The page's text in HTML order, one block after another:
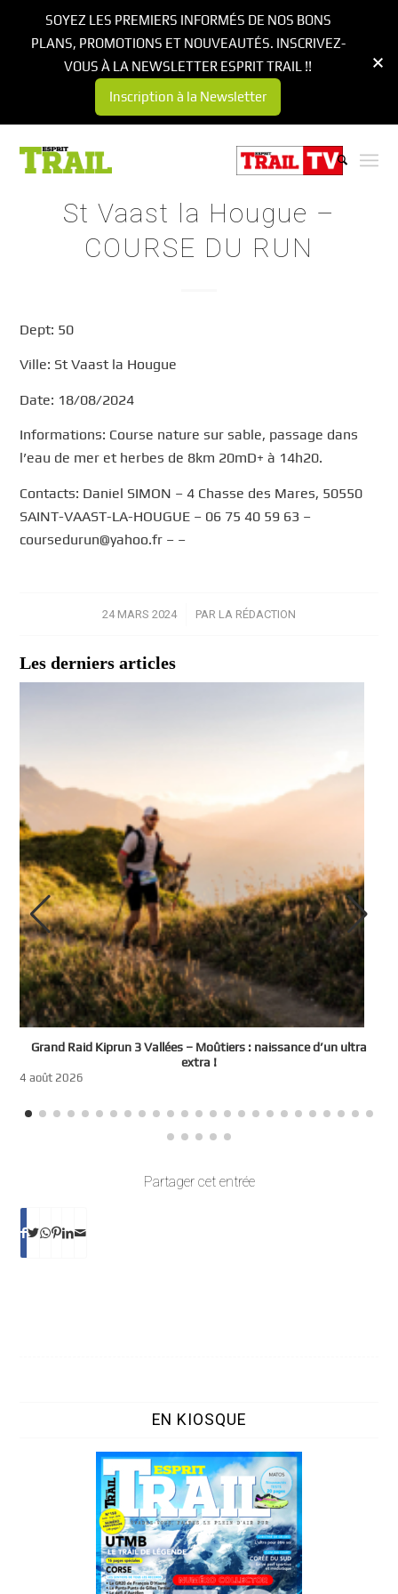
St Vaast la Hougue –
COURSE DU RUN
Dept: 50
Ville: St Vaast la Hougue
Date: 18/08/2024
Informations: Course nature sur sable, passage dans
l’eau de mer et herbes de 8km 20mD+ à 14h20.
Contacts: Daniel SIMON – 4 Chasse des Mares, 50550
SAINT-VAAST-LA-HOUGUE – 06 75 40 59 63 –
coursedurun@yahoo.fr – –
24 MARS 2024
/ PAR LA RÉDACTION
Les derniers articles
Grand Raid Kiprun 3 Vallées – Moûtiers : naissance d’un ultra
extra !
4 août 2026
Partager cet entrée
EN KIOSQUE
SOYEZ LES PREMIERS INFORMÉS DE NOS BONS
PLANS, PROMOTIONS ET NOUVEAUTÉS. INSCRIVEZ-
VOUS À LA NEWSLETTER ESPRIT TRAIL !!
Inscription à la Newsletter